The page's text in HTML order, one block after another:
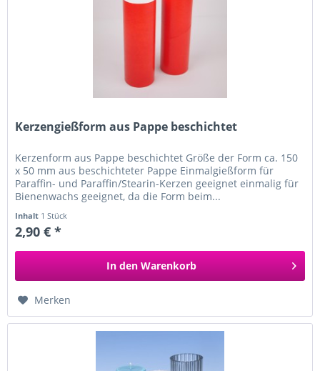
Kerzengießform aus Pappe beschichtet
Kerzenform aus Pappe beschichtet Größe der Form ca. 150
x 50 mm aus beschichteter Pappe Einmalgießform für
Paraffin- und Paraffin/Stearin-Kerzen geeignet einmalig für
Bienenwachs geeignet, da die Form beim...
Inhalt 1 Stück
2,90 € *
In den Warenkorb
Merken